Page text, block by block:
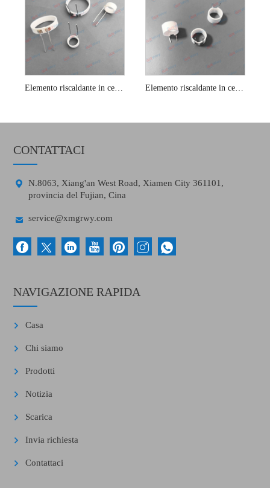
Elemento riscaldante in ceramica per stampante Micro 3D
CONTATTACI

N.8063, Xiang'an West Road, Xiamen City 361101,
provincia del Fujian, Cina
 service@xmgrwy.com
NAVIGAZIONE RAPIDA
Casa
Chi siamo
Prodotti
Notizia
Scarica
Invia richiesta
Contattaci